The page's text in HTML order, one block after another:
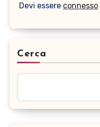
Devi essere connesso
Cerca